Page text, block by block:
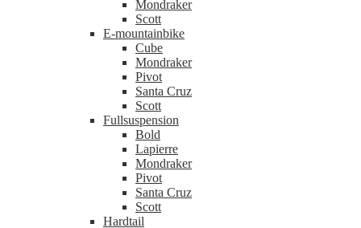
Mondraker
Scott
E-mountainbike
Cube
Mondraker
Pivot
Santa Cruz
Scott
Fullsuspension
Bold
Lapierre
Mondraker
Pivot
Santa Cruz
Scott
Hardtail